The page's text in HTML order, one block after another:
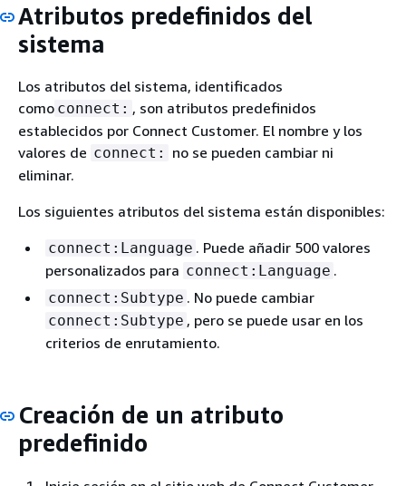
Atributos predefinidos del
sistema
Los atributos del sistema, identificados
como connect: , son atributos predefinidos
establecidos por Connect Customer. El nombre y los
valores de connect:
no se pueden cambiar ni
eliminar.
Los siguientes atributos del sistema están disponibles:
connect:Language . Puede añadir 500 valores
personalizados para connect:Language .
connect:Subtype . No puede cambiar
connect:Subtype , pero se puede usar en los
criterios de enrutamiento.
Creación de un atributo
predefinido